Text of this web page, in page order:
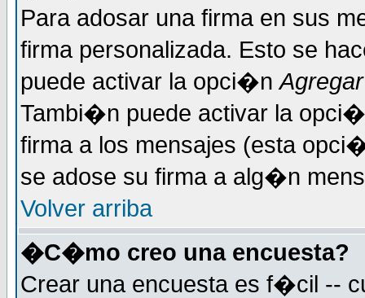
Para adosar una firma en sus
firma personalizada. Esto se
puede activar la opci�n
Tambi�n puede activar la
firma a los mensajes (esta
se adose su firma a alg�n
Volver arriba
�C�mo creo una encuesta?
Crear una encuesta es f�cil --